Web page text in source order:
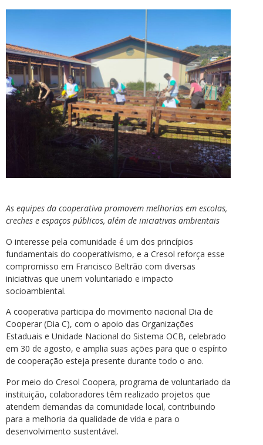
As equipes da cooperativa promovem melhorias em escolas,
creches e espaços públicos, além de iniciativas ambientais
O interesse pela comunidade é um dos princípios
fundamentais do cooperativismo, e a Cresol reforça esse
compromisso em Francisco Beltrão com diversas
iniciativas que unem voluntariado e impacto
socioambiental.
A cooperativa participa do movimento nacional Dia de
Cooperar (Dia C), com o apoio das Organizações
Estaduais e Unidade Nacional do Sistema OCB, celebrado
em 30 de agosto, e amplia suas ações para que o espírito
de cooperação esteja presente durante todo o ano.
Por meio do Cresol Coopera, programa de voluntariado da
instituição, colaboradores têm realizado projetos que
atendem demandas da comunidade local, contribuindo
para a melhoria da qualidade de vida e para o
desenvolvimento sustentável.